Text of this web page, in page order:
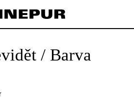
košíku zatím nemáte žádné položky.
/ Barva